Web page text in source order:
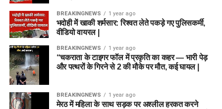
BREAKINGNEWS 1 year ago
भदोही में खाकी शर्मसार: रिश्वत लेते पकड़े गए पुलिसकर्मी,
वीडियो वायरल |
BREAKINGNEWS 1 year ago
“चकराता के टाइगर फॉल में प्रकृति का कहर — भारी पेड़
और पत्थरों के गिरने से 2 की मौके पर मौत, कई घायल |
BREAKINGNEWS 1 year ago
मेरठ में महिला के साथ सड़क पर अश्लील हरकत करने